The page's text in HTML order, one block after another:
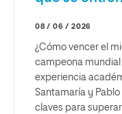
08 / 06 / 2026
¿Cómo vencer el
campeona
experiencia
Santamaría y Pablo
claves para